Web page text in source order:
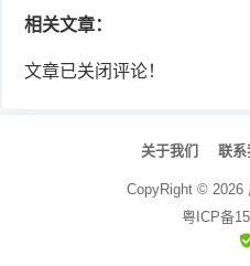
相关文章：
文章已关闭评论！
关于我们 联系
CopyRight © 2026
粤ICP备